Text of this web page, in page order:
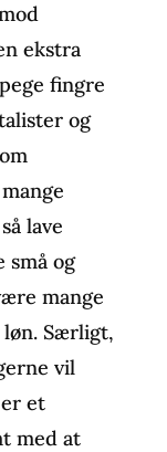
ekstra
fingre
og
lave
små og
mange
Særligt,
vil
et
med at